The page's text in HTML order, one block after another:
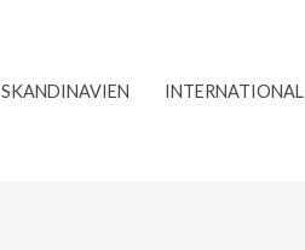
SKANDINAVIEN INTERNATIONAL